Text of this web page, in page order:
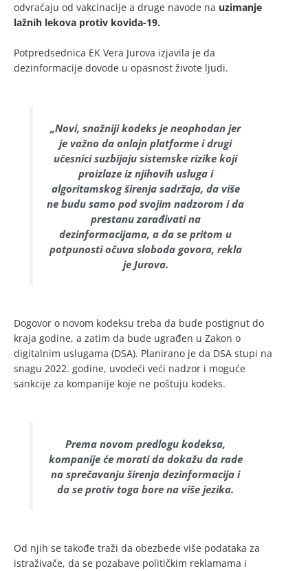
odvraćaju od vakcinacije a druge navode na uzimanje
lažnih lekova protiv kovida-19.
Potpredsednica EK Vera Jurova izjavila je da
dezinformacije dovode u opasnost živote ljudi.
„Novi, snažniji kodeks je neophodan jer
je važno da onlajn platforme i drugi
učesnici suzbijaju sistemske rizike koji
proizlaze iz njihovih usluga i
algoritamskog širenja sadržaja, da više
ne budu samo pod svojim nadzorom i da
prestanu zarađivati na
dezinformacijama, a da se pritom u
potpunosti očuva sloboda govora, rekla
je Jurova.
Dogovor o novom kodeksu treba da bude postignut do
kraja godine, a zatim da bude ugrađen u Zakon o
digitalnim uslugama (DSA). Planirano je da DSA stupi na
snagu 2022. godine, uvodeći veći nadzor i moguće
sankcije za kompanije koje ne poštuju kodeks.
Prema novom predlogu kodeksa,
kompanije će morati da dokažu da rade
na sprečavanju širenja dezinformacija i
da se protiv toga bore na više jezika.
Od njih se takođe traži da obezbede više podataka za
istraživače, da se pozabave političkim reklamama i